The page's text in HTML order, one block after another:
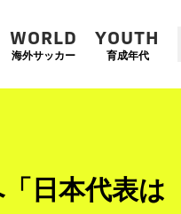
WORLD
海外サッカー
YOUTH
育成年代
日本代表は